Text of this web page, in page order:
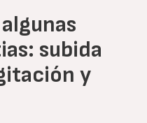
subida
y